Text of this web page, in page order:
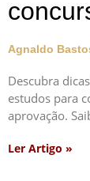
Agnaldo
Descubra
estudos para
aprovação.
Ler Artigo »